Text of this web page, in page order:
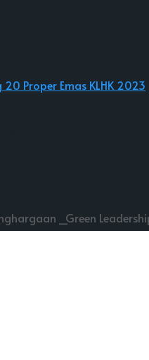
Borong 20 Proper
_Green